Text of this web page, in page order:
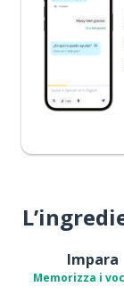
Impara
Memorizza i